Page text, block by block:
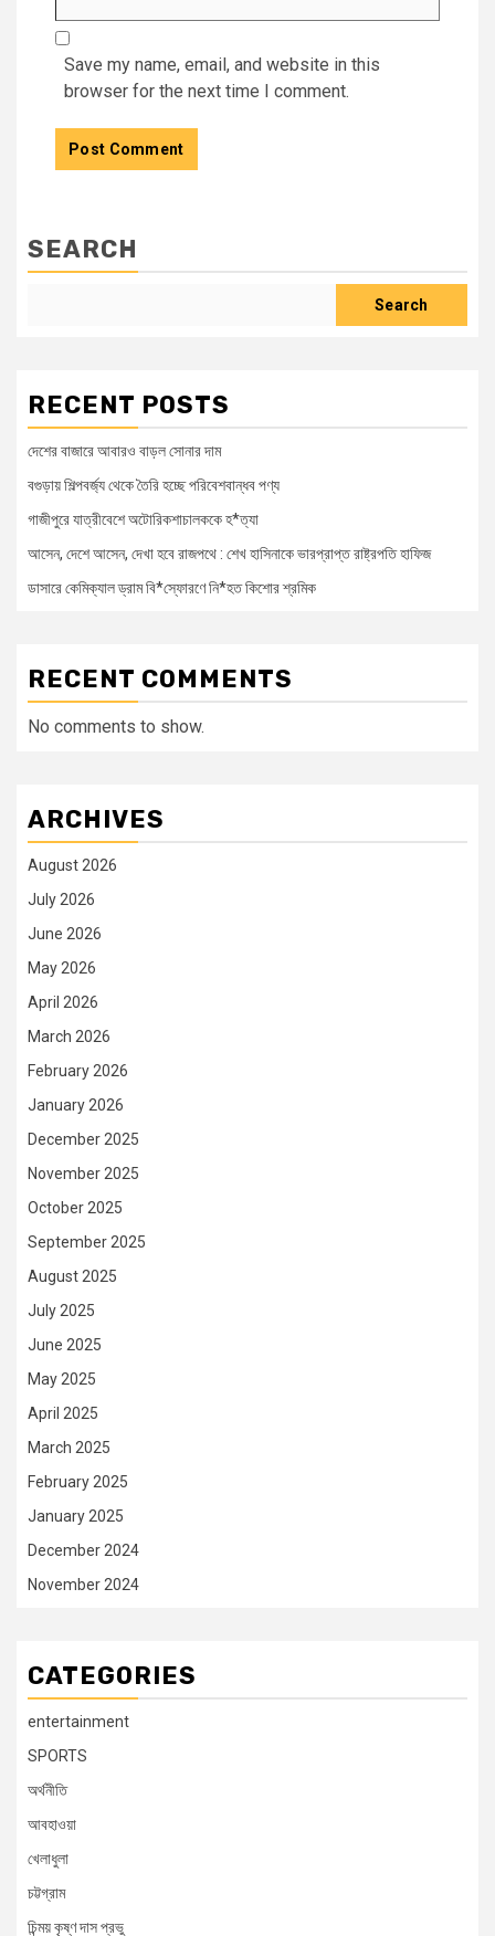
Save my name, email, and website in this
browser for the next time I comment.
SEARCH
Search
RECENT POSTS
দেশের বাজারে আবারও বাড়ল সোনার দাম
বগুড়ায় শিল্পবর্জ্য থেকে তৈরি হচ্ছে পরিবেশবান্ধব পণ্য
গাজীপুরে যাত্রীবেশে অটোরিকশাচালককে হ*ত্যা
আসেন, দেশে আসেন, দেখা হবে রাজপথে : শেখ হাসিনাকে ভারপ্রাপ্ত রাষ্ট্রপতি হাফিজ
ডাসারে কেমিক্যাল ড্রাম বি*স্ফোরণে নি*হত কিশোর শ্রমিক
RECENT COMMENTS
No comments to show.
ARCHIVES
August 2026
July 2026
June 2026
May 2026
April 2026
March 2026
February 2026
January 2026
December 2025
November 2025
October 2025
September 2025
August 2025
July 2025
June 2025
May 2025
April 2025
March 2025
February 2025
January 2025
December 2024
November 2024
CATEGORIES
entertainment
SPORTS
অর্থনীতি
আবহাওয়া
খেলাধুলা
চট্টগ্রাম
চিন্ময় কৃষ্ণ দাস প্রভু